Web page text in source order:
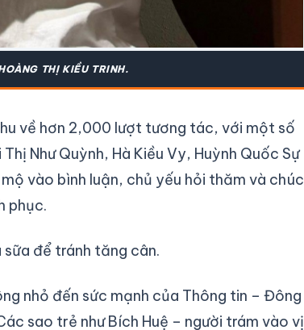
THỊ KIỀU TRINH.
về hơn 2,000 lượt tương tác, với một số
Như Quỳnh, Hà Kiều Vy, Huỳnh Quốc Sự
vào bình luận, chủ yếu hỏi thăm và chúc
phục.
sữa để tránh tăng cân.
nhỏ đến sức mạnh của Thông tin – Đông
sao trẻ như Bích Huệ – người trám vào vị